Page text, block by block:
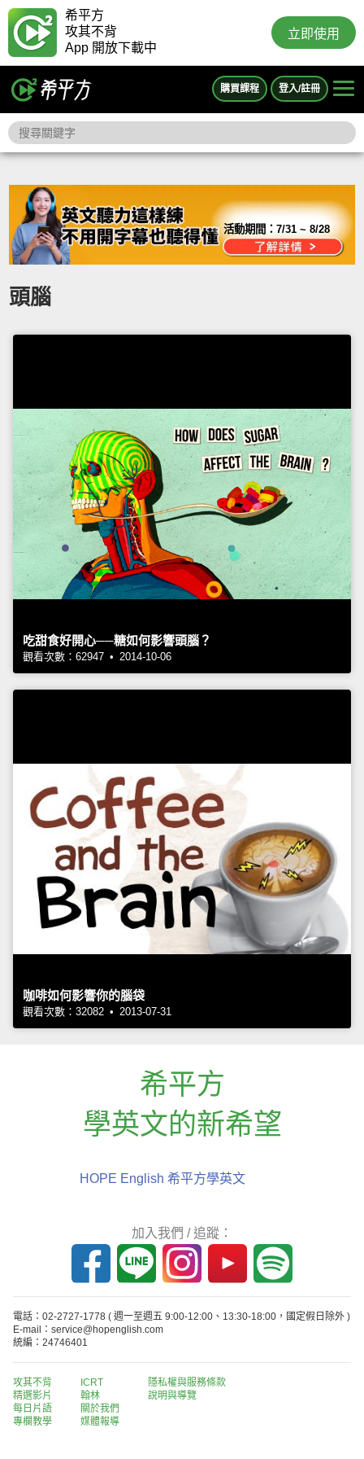
希平方
攻其不背
App 開放下載中
立即使用
購買課程 登入/註冊
活動期間：7/31 ~ 8/28
頭腦
吃甜食好開心──糖如何影響頭腦？
觀看次數：62947 • 2014-10-06
咖啡如何影響你的腦袋
觀看次數：32082 • 2013-07-31
希平方
學英文的新希望
HOPE English 希平方學英文
加入我們 / 追蹤：
電話：02-2727-1778 ( 週一至週五 9:00-12:00、13:30-18:00，國定假日除外 )
E-mail：service@hopenglish.com
統編：24746401
攻其不背
精選影片
每日片語
專欄教學
ICRT
翰林
關於我們
媒體報導
隱私權與服務條款
說明與導覽